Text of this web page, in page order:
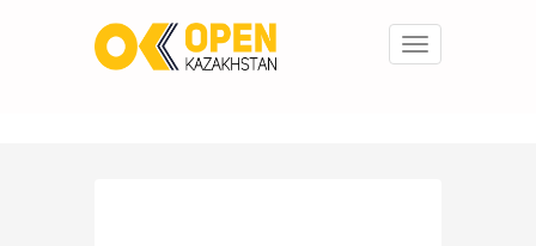
Toggle